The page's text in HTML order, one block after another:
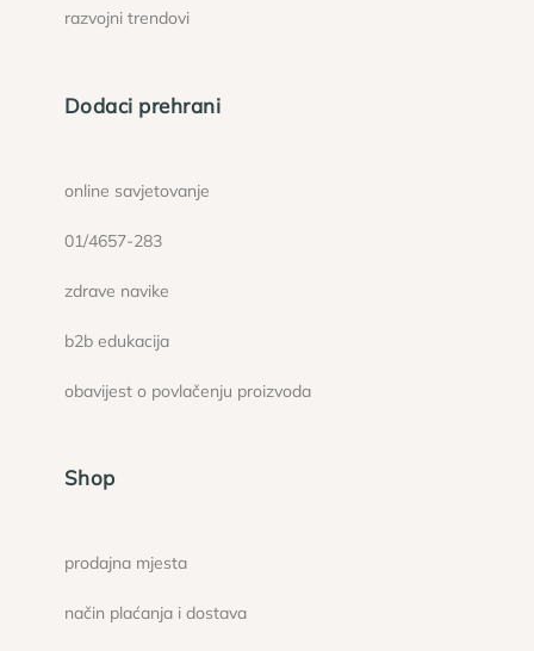
razvojni trendovi
Dodaci prehrani
online savjetovanje
01/4657-283
zdrave navike
b2b edukacija
obavijest o povlačenju proizvoda
Shop
prodajna mjesta
način plaćanja i dostava